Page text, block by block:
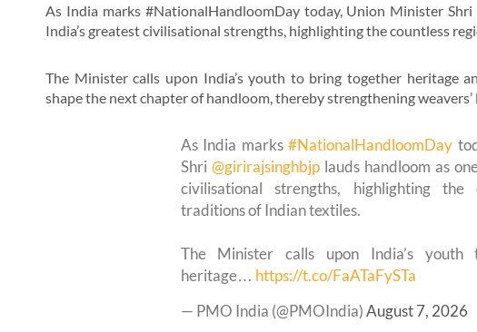
As India marks #NationalHandloomDay today, Union Minister
India’s greatest civilisational strengths, highlighting the countless
The Minister calls upon India’s youth to bring together heritage
shape the next chapter of handloom, thereby strengthening weavers’
As India marks#NationalHandloomDay
Shri @girirajsinghbjplauds handloom as
civilisational strengths, highlighting the
traditions of Indian textiles.
The Minister calls upon India’s
heritage… https://t.co/FaATaFySTa
— PMO India (@PMOIndia)August 7, 2026